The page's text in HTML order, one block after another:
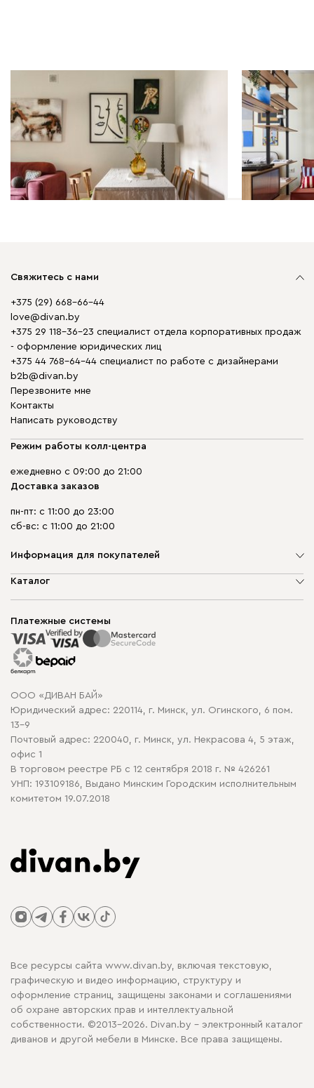
Дизайн-проекты | 06.08.2026
Винтаж на Тишинке: квартира
60 кв.м для стендап-комика
Дизайн-
Студия 36
из фильмов
Свяжитесь с нами
+375 (29) 668-66-44
love@divan.by
+375 29 118-36-23 специалист отдела корпоративных продаж
- оформление юридических лиц
+375 44 768-64-44 специалист по работе с дизайнерами
b2b@divan.by
Перезвоните мне
Контакты
Написать руководству
Режим работы колл-центра
ежедневно с 09:00 до 21:00
Доставка заказов
пн-пт: с 11:00 до 23:00
сб-вс: с 11:00 до 21:00
Информация для покупателей
О компании
Способы оплаты
Рассрочка и кредит
Гарантия
Карта сайта
Политика конфиденциальности
Политика в отношении обработки cookie
Каталог
Корпусная мебель
Распродажа мебели
Платежные системы
ООО «ДИВАН БАЙ»
Юридический адрес: 220114, г. Минск, ул. Огинского, 6 пом.
13-9
Почтовый адрес: 220040, г. Минск, ул. Некрасова 4, 5 этаж,
офис 1
В торговом реестре РБ с 12 сентября 2018 г. № 426261
УНП: 193109186, Выдано Минским Городским исполнительным
комитетом 19.07.2018
Все ресурсы сайта www.divan.by, включая текстовую,
графическую и видео информацию, структуру и
оформление страниц, защищены законами и соглашениями
об охране авторских прав и интеллектуальной
собственности. ©2013-2026. Divan.by - электронный каталог
диванов и другой мебели в Минске. Все права защищены.